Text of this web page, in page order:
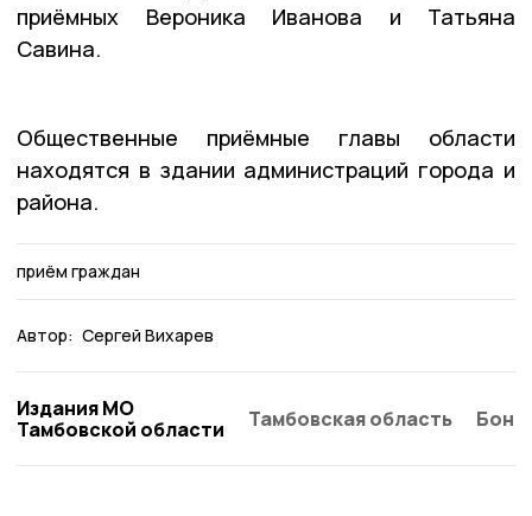
приёмных Вероника Иванова и Татьяна
Савина.
Общественные приёмные главы области
находятся в здании администраций города и
района.
приём граждан
Автор: Сергей Вихарев
Издания МО
Тамбовской области
Тамбовская область